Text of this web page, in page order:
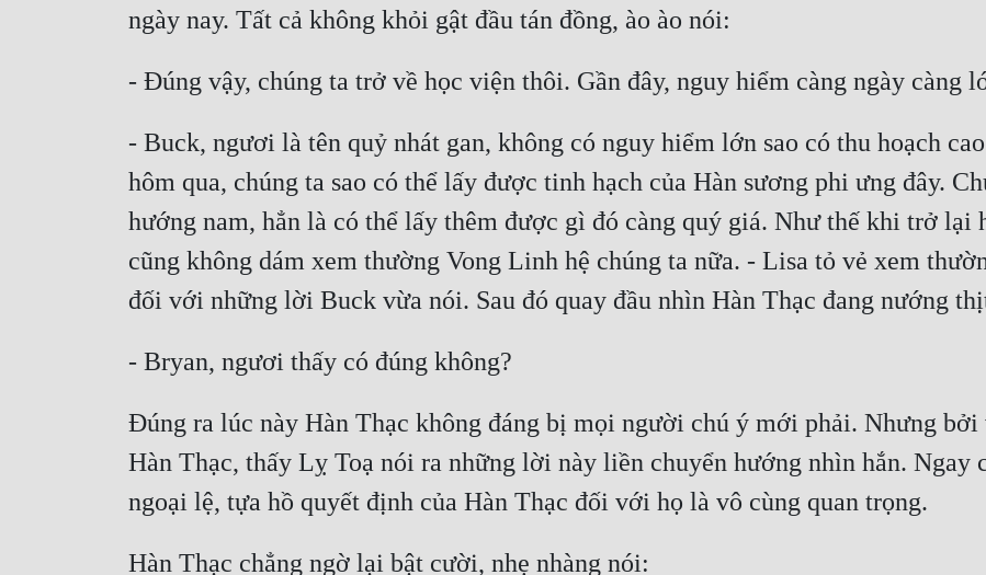
ngày nay. Tất cả không khỏi gật đầu tán đồng, ào ào nói:
- Đúng vậy, chúng ta trở về học viện thôi. Gần đây, nguy hiểm càng ngày càng
- Buck, ngươi là tên quỷ nhát gan, không có nguy hiểm lớn sao có thu hoạch
hôm qua, chúng ta sao có thể lấy được tinh hạch của Hàn sương phi ưng đây.
hướng nam, hẳn là có thể lấy thêm được gì đó càng quý giá. Như thế khi trở lại
cũng không dám xem thường Vong Linh hệ chúng ta nữa. - Lisa tỏ vẻ xem
đối với những lời Buck vừa nói. Sau đó quay đầu nhìn Hàn Thạc đang nướng
- Bryan, ngươi thấy có đúng không?
Đúng ra lúc này Hàn Thạc không đáng bị mọi người chú ý mới phải. Nhưng bởi
Hàn Thạc, thấy Lỵ Toạ nói ra những lời này liền chuyển hướng nhìn hắn. Ngay
ngoại lệ, tựa hồ quyết định của Hàn Thạc đối với họ là vô cùng quan trọng.
Hàn Thạc chẳng ngờ lại bật cười, nhẹ nhàng nói: